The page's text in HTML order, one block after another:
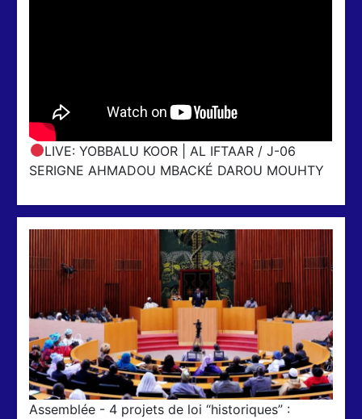
LIVE: YOBBALU KOOR | AL IFTAAR / J-06
SERIGNE AHMADOU MBACKÉ DAROU MOUHTY
Assemblée - 4 projets de loi “historiques” :